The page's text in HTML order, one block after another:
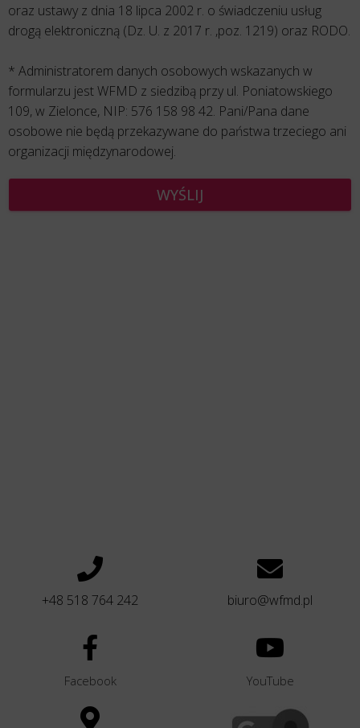
oraz ustawy z dnia 18 lipca 2002 r. o świadczeniu usług
drogą elektroniczną (Dz. U. z 2017 r. ,poz. 1219) oraz RODO.
* Administratorem danych osobowych wskazanych w
formularzu jest WFMD z siedzibą przy ul. Poniatowskiego
109, w Zielonce, NIP: 576 158 98 42. Pani/Pana dane
osobowe nie będą przekazywane do państwa trzeciego ani
organizacji międzynarodowej.
WYŚLIJ
+48 518 764 242 biuro@wfmd.pl
Facebook YouTube